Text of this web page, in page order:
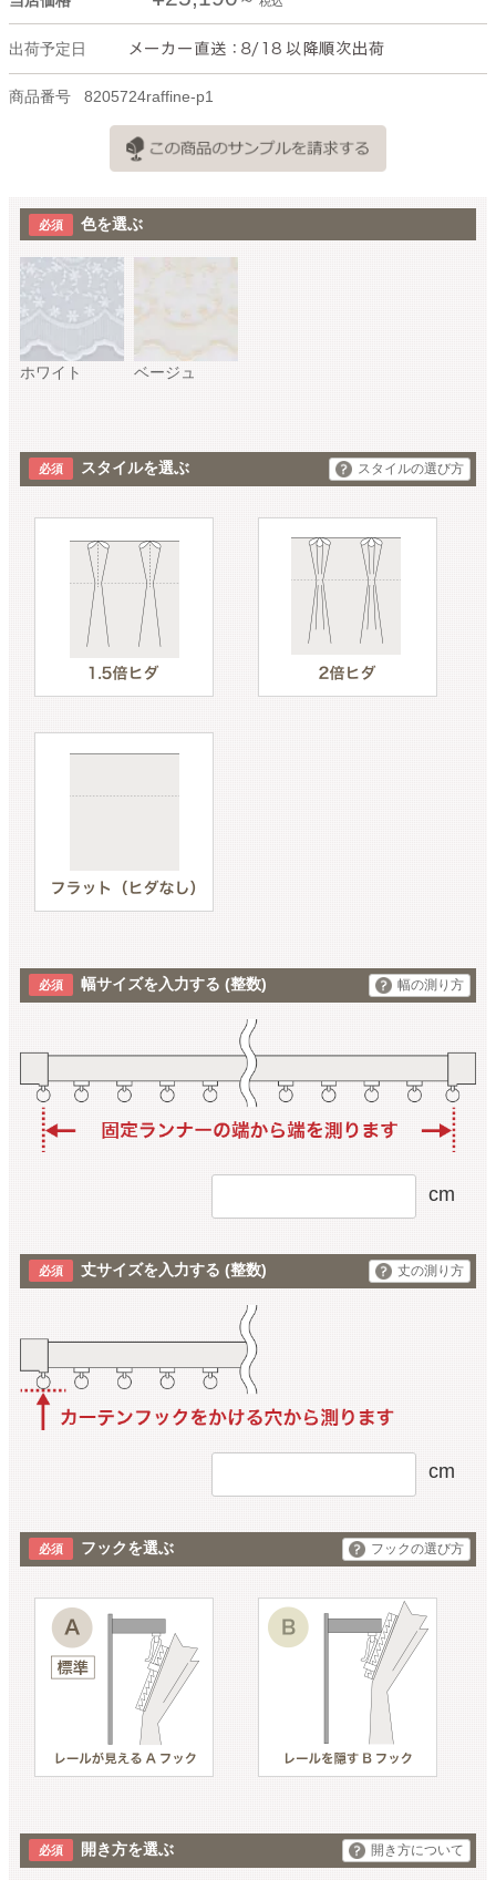
出荷予定日
商品番号 8205724raffine-p1
色を選ぶ
ホワイト ベージュ
スタイルを選ぶ スタイルの選び方
幅サイズを入力する (整数) 幅の測り方
cm
丈サイズを入力する (整数) 丈の測り方
cm
フックを選ぶ フックの選び方
開き方を選ぶ 開き方について